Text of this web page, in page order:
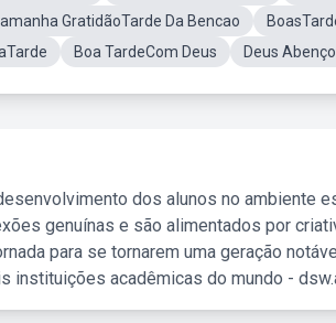
GratidãoTarde Da Bencao
Boa TardeCom Deus Deus
dos alunos no ambiente
genuínas e são alimentados por
para se tornarem uma geração
instituições acadêmicas do mundo -